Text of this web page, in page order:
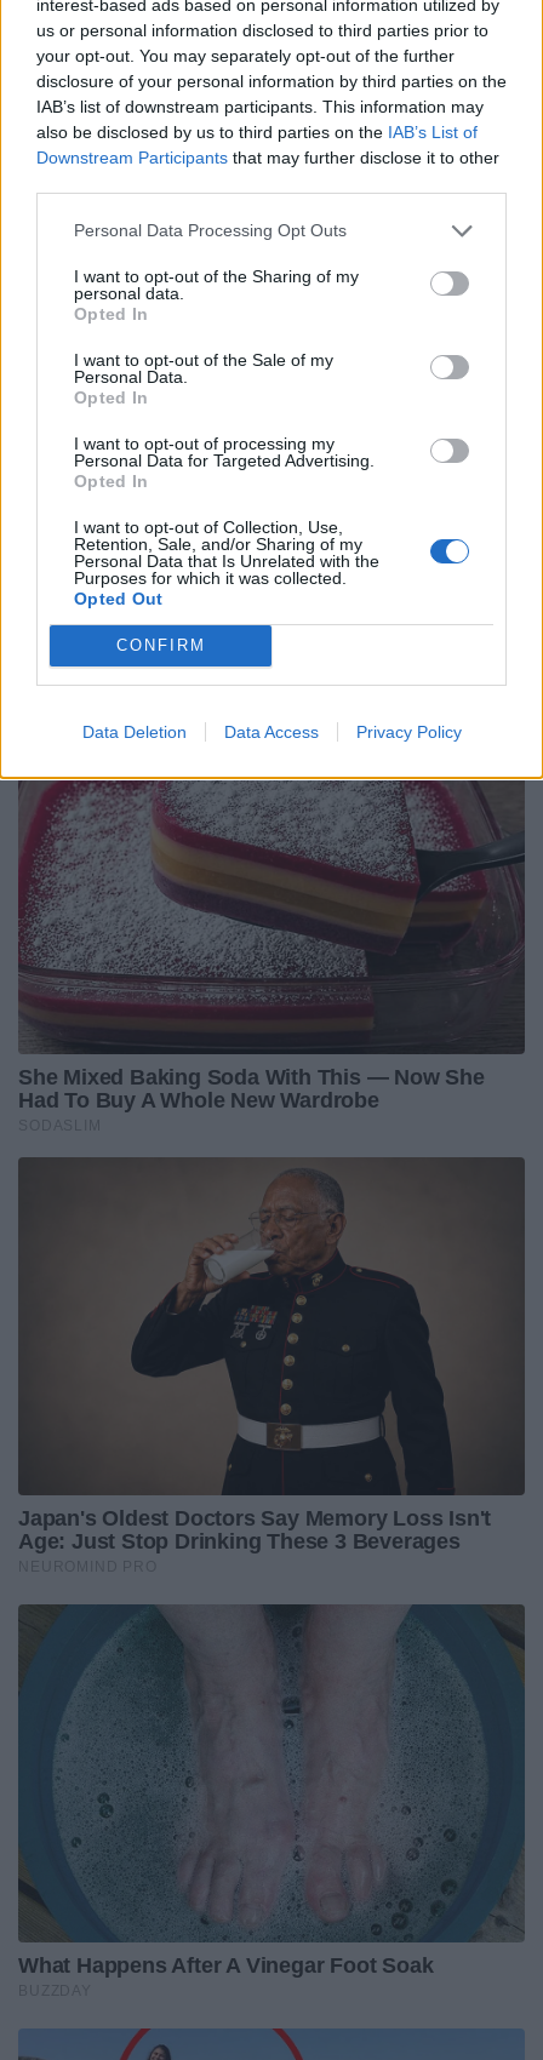
interest-based ads based on personal information utilized by
us or personal information disclosed to third parties prior to
your opt-out. You may separately opt-out of the further
disclosure of your personal information by third parties on the
IAB’s list of downstream participants. This information may
also be disclosed by us to third parties on the IAB’s List of
Downstream Participants that may further disclose it to other
Personal Data Processing Opt Outs
I want to opt-out of the Sharing of my
personal data.
Opted In
I want to opt-out of the Sale of my
Personal Data.
Opted In
I want to opt-out of processing my
Personal Data for Targeted Advertising.
Opted In
I want to opt-out of Collection, Use,
Retention, Sale, and/or Sharing of my
Personal Data that Is Unrelated with the
Purposes for which it was collected.
Opted Out
CONFIRM
Data Deletion Data Access Privacy Policy